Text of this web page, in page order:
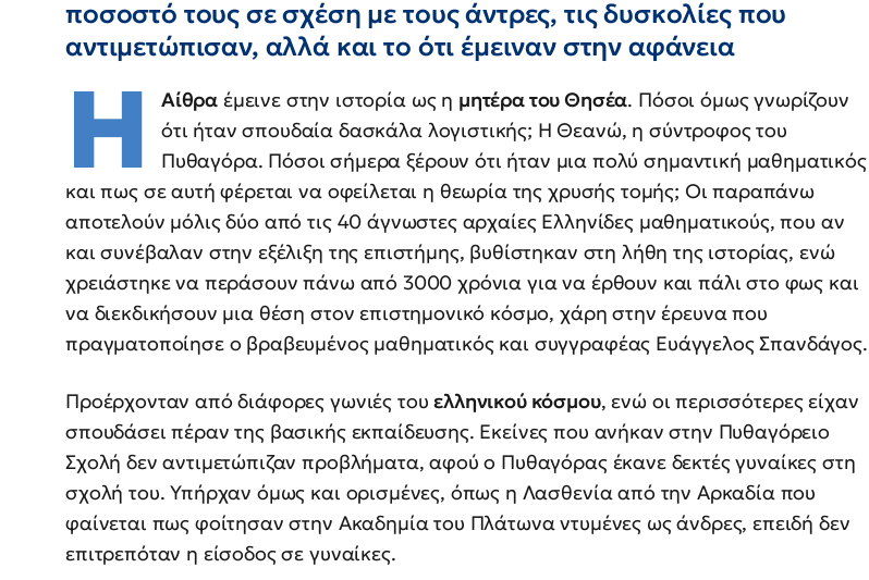
ποσοστό τους σε σχέση με τους άντρες, τις δυσκολίες που
αντιμετώπισαν, αλλά και το ότι έμειναν στην αφάνεια
Η Αίθρα έμεινε στην ιστορία ως η μητέρα του Θησέα. Πόσοι όμως γνωρίζουν
ότι ήταν σπουδαία δασκάλα λογιστικής; Η Θεανώ, η σύντροφος του
Πυθαγόρα. Πόσοι σήμερα ξέρουν ότι ήταν μια πολύ σημαντική μαθηματικός
και πως σε αυτή φέρεται να οφείλεται η θεωρία της χρυσής τομής; Οι παραπάνω
αποτελούν μόλις δύο από τις 40 άγνωστες αρχαίες Ελληνίδες μαθηματικούς, που αν
και συνέβαλαν στην εξέλιξη της επιστήμης, βυθίστηκαν στη λήθη της ιστορίας, ενώ
χρειάστηκε να περάσουν πάνω από 3000 χρόνια για να έρθουν και πάλι στο φως και
να διεκδικήσουν μια θέση στον επιστημονικό κόσμο, χάρη στην έρευνα που
πραγματοποίησε ο βραβευμένος μαθηματικός και συγγραφέας Ευάγγελος Σπανδάγος.
Προέρχονταν από διάφορες γωνιές τουελληνικού κόσμου, ενώ οι περισσότερες είχαν
σπουδάσει πέραν της βασικής εκπαίδευσης. Εκείνες που ανήκαν στην Πυθαγόρειο
Σχολή δεν αντιμετώπιζαν προβλήματα, αφού ο Πυθαγόρας έκανε δεκτές γυναίκες στη
σχολή του. Υπήρχαν όμως και ορισμένες, όπως η Λασθενία από την Αρκαδία που
φαίνεται πως φοίτησαν στην Ακαδημία του Πλάτωνα ντυμένες ως άνδρες, επειδή δεν
επιτρεπόταν η είσοδος σε γυναίκες.